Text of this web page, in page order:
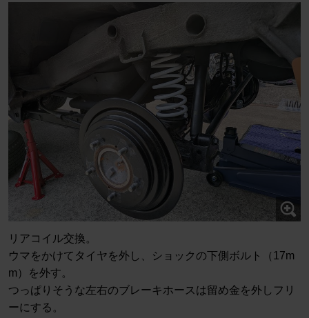
リアコイル交換。
ウマをかけてタイヤを外し、ショックの下側ボルト（17m
m）を外す。
つっぱりそうな左右のブレーキホースは留め金を外しフリ
ーにする。